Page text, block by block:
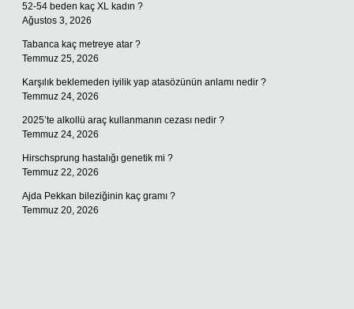
52-54 beden kaç XL kadın ?
Ağustos 3, 2026
Tabanca kaç metreye atar ?
Temmuz 25, 2026
Karşılık beklemeden iyilik yap atasözünün anlamı nedir ?
Temmuz 24, 2026
2025’te alkollü araç kullanmanın cezası nedir ?
Temmuz 24, 2026
Hirschsprung hastalığı genetik mi ?
Temmuz 22, 2026
Ajda Pekkan bileziğinin kaç gramı ?
Temmuz 20, 2026